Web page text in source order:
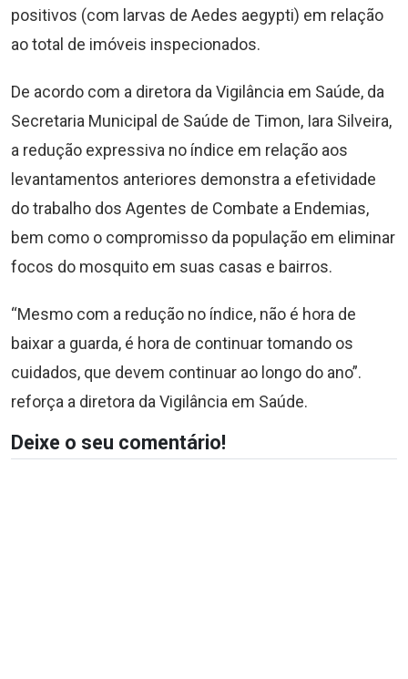
positivos (com larvas de Aedes aegypti) em relação
ao total de imóveis inspecionados.
De acordo com a diretora da Vigilância em Saúde, da
Secretaria Municipal de Saúde de Timon, Iara Silveira,
a redução expressiva no índice em relação aos
levantamentos anteriores demonstra a efetividade
do trabalho dos Agentes de Combate a Endemias,
bem como o compromisso da população em eliminar
focos do mosquito em suas casas e bairros.
“Mesmo com a redução no índice, não é hora de
baixar a guarda, é hora de continuar tomando os
cuidados, que devem continuar ao longo do ano”.
reforça a diretora da Vigilância em Saúde.
Deixe o seu comentário!